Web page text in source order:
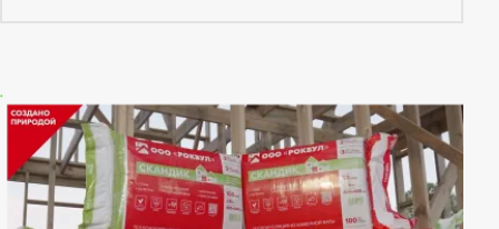
00458/25
ООО «Роквул-Север», cрок действия до
24.03.2030
PDF•1.7 МБ